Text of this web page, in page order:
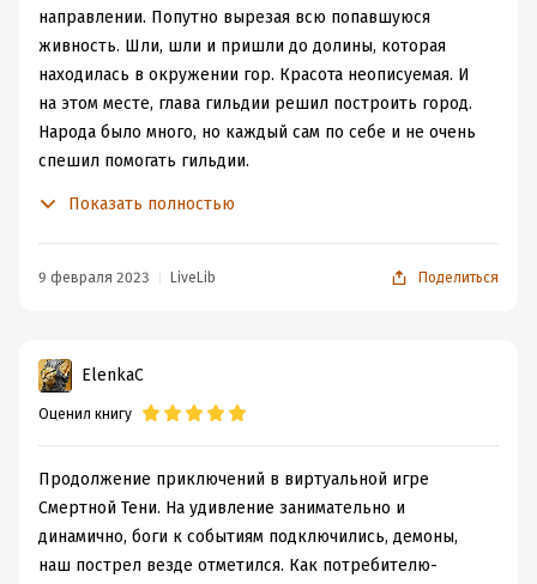
направлении. Попутно вырезая всю попавшуюся
живность. Шли, шли и пришли до долины, которая
находилась в окружении гор. Красота неописуемая. И
на этом месте, глава гильдии решил построить город.
Народа было много, но каждый сам по себе и не очень
спешил помогать гильдии.
Когда все уже плюнули на это дело, из-за частых
какая-то неподвижная женщина сидит на троне.
Которая оказалось Ледяной богиней. В результате его
жадности, вместо плюшек, получил проклятие.
перетаскивая ее последователе к другому богу.
Попутно иногда немного тупя с аукционом и совершая
странные поступки.
МОЕ МНЕНИЕ: Вторая книга мне тоже понравилась.
Показать полностью
9 февраля 2023 LiveLib Поделиться
ElenkaC
Оценил книгу
Продолжение приключений в виртуальной игре
Смертной Тени. На удивление занимательно и
динамично, боги к событиям подключились, демоны,
наш пострел везде отметился. Как потребителю-